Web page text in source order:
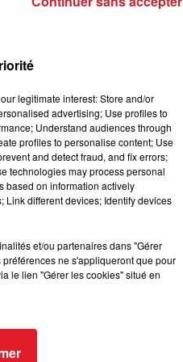
va aussi
une
pour les
mesure. Il
elle trouve
d'Electra
bonne. A
en
quinté
legitimate interest: Store and/or
advertising; Use profiles to
Understand audiences through
profiles to personalise content; Use
and detect fraud, and fix errors;
technologies may process personal
based on information actively
Link different devices; Identify devices
et/ou partenaires dans "Gérer
ne s'appliqueront que pour
le lien "Gérer les cookies" situé en